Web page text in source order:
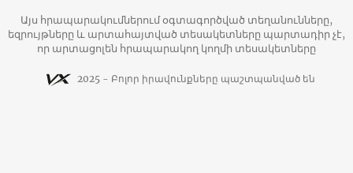
Այս հրապարակումներում օգտագործված տեղանունները,
եզրույթները և արտահայտված տեսակետները պարտադիր չէ,
որ արտացոլեն հրապարակող կողմի տեսակետները
2025 - Բոլոր իրավունքները պաշտպանված են